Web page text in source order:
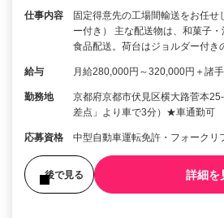
仕事内容
固定得意先の工場間輸送をお任
ー付き） 主な配送物は、和菓子
食品配送。荷台はジョルダー付
給与 月給280,000円～320,000円＋諸
勤務地
京都府京都市伏見区横大路菅本
差点」より車で3分）★車通勤可
応募資格 中型自動車運転免許・フォークリ
後で見る 詳細を